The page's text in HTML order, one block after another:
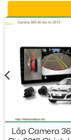
Lắp Camera